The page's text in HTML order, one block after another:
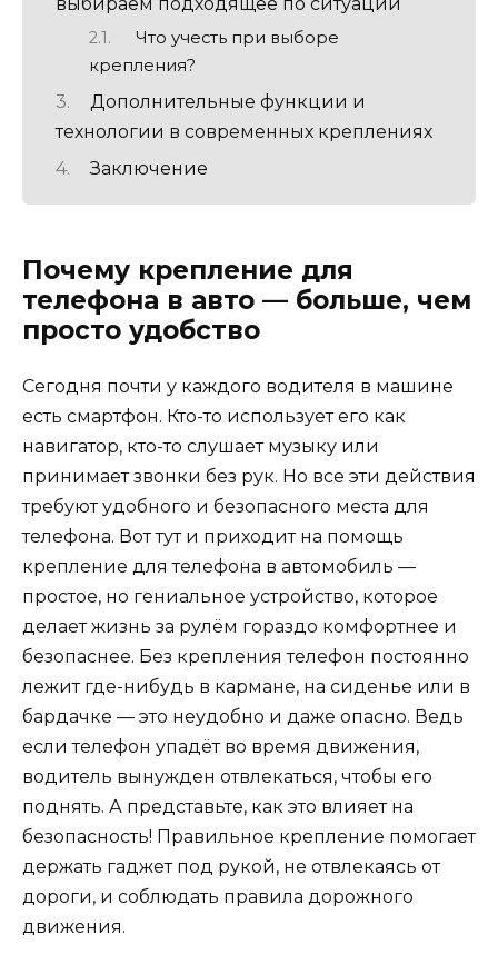
Что учесть при выборе
крепления?
Дополнительные функции и
технологии в современных креплениях
Заключение
Почему крепление для
телефона в авто — больше, чем
просто удобство
Сегодня почти у каждого водителя в машине
есть смартфон. Кто-то использует его как
навигатор, кто-то слушает музыку или
принимает звонки без рук. Но все эти действия
требуют удобного и безопасного места для
телефона. Вот тут и приходит на помощь
крепление для телефона в автомобиль —
простое, но гениальное устройство, которое
делает жизнь за рулём гораздо комфортнее и
безопаснее. Без крепления телефон постоянно
лежит где-нибудь в кармане, на сиденье или в
бардачке — это неудобно и даже опасно. Ведь
если телефон упадёт во время движения,
водитель вынужден отвлекаться, чтобы его
поднять. А представьте, как это влияет на
безопасность! Правильное крепление помогает
держать гаджет под рукой, не отвлекаясь от
дороги, и соблюдать правила дорожного
движения.